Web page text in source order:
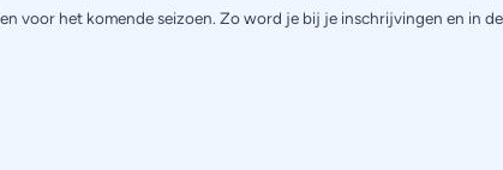
voor het komende seizoen. Zo word je bij je inschrijvingen en in